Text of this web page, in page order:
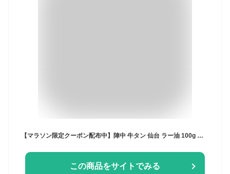
【マラソン限定クーポン配布中】陣中 牛タン 仙台 ラー油 100g 【 惣菜 瓶詰 ご飯のお供 食べるラー油 宮城県 お土産 お肉 肉 おつまみ おいしい 当店人気 おすすめ テレビで紹介 おにぎり】
この商品をサイトでみる